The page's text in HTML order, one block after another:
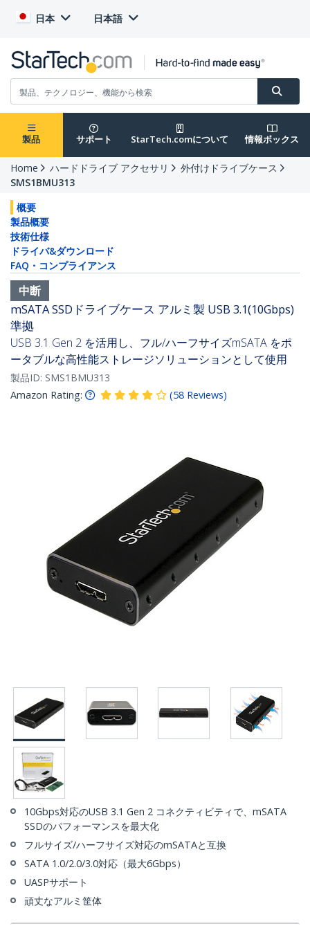
日本 日本語
製品 サポート StarTech.comについて 情報ボックス
Home ハードドライブ アクセサリ
外付けドライブケース
SMS1BMU313
概要
製品概要
技術仕様
ドライバ&ダウンロード
FAQ・コンプライアンス
中断
mSATA SSDドライブケース アルミ製 USB 3.1(10Gbps)
準拠
USB 3.1 Gen 2 を活用し、フル/ハーフサイズmSATA をポ
ータブルな高性能ストレージソリューションとして使用
製品ID: SMS1BMU313
Amazon Rating:
(58 Reviews)
10Gbps対応のUSB 3.1 Gen 2 コネクティビティで、mSATA
SSDのパフォーマンスを最大化
フルサイズ/ハーフサイズ対応のmSATAと互換
SATA 1.0/2.0/3.0対応（最大6Gbps）
UASPサポート
頑丈なアルミ筐体